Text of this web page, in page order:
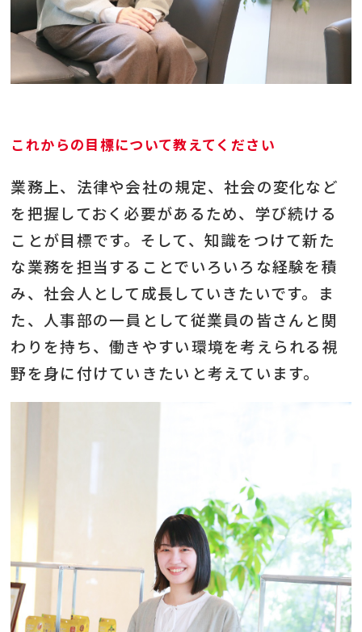
これからの目標について教えてください
業務上、法律や会社の規定、社会の変化など
を把握しておく必要があるため、学び続ける
ことが目標です。そして、知識をつけて新た
な業務を担当することでいろいろな経験を積
み、社会人として成長していきたいです。ま
た、人事部の一員として従業員の皆さんと関
わりを持ち、働きやすい環境を考えられる視
野を身に付けていきたいと考えています。